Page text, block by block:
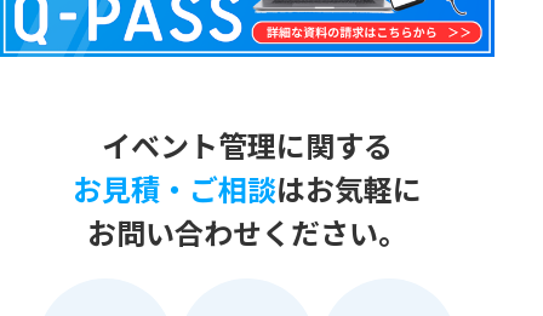
イベント管理に​関する
お見積・​ご相談は​お気軽に
​お問い​合わせください。​